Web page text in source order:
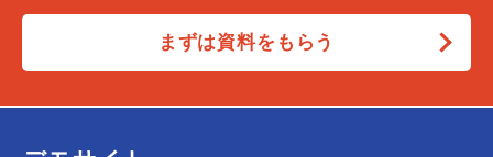
まずは資料をもらう